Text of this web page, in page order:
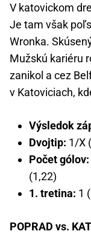
V katovickom
Je tam však
Wronka.
Mužskú kariéru
zanikol a cez
v Katoviciach,
Výsledok
Dvojtip: 1/X
Počet gólov:
(1,22)
1. tretina: 1
POPRAD vs.